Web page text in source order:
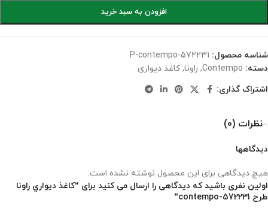
افزودن به سبد خرید
شناسه محصول: P-contempo-572231
دسته: Contempo
, راونا, کاغذ دیواری
اشتراک گذاری:
نظرات (0)
دیدگاهها
هیچ دیدگاهی برای این محصول نوشته نشده است.
اولین نفری باشید که دیدگاهی را ارسال می کنید برای “کاغذ ديواري راونا
طرح contempo-572231”